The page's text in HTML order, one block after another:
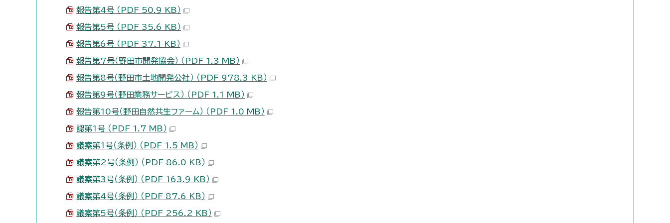
報告第4号 （PDF 50.9 KB）
報告第5号 （PDF 35.6 KB）
報告第6号 （PDF 37.1 KB）
報告第7号（野田市開発協会） （PDF 1.3 MB）
報告第8号（野田市土地開発公社） （PDF 978.3 KB）
報告第9号（野田業務サービス） （PDF 1.1 MB）
報告第10号（野田自然共生ファーム） （PDF 1.0 MB）
認第1号 （PDF 1.7 MB）
議案第1号（条例） （PDF 1.5 MB）
議案第2号（条例） （PDF 86.0 KB）
議案第3号（条例） （PDF 163.9 KB）
議案第4号（条例） （PDF 87.6 KB）
議案第5号（条例） （PDF 256.2 KB）